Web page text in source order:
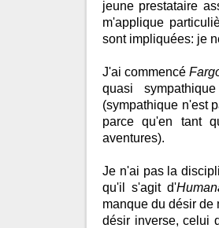
jeune prestataire
m'applique
sont impliquées: je
J'ai commencé
quasi
(sympathique n'est
parce qu'en tant
aventures).
Je n'ai pas la
qu'il s'agit d'
manque du désir de
désir inverse, celui